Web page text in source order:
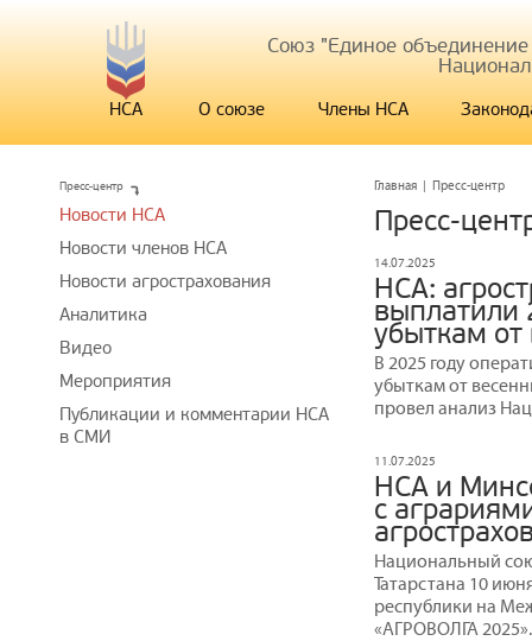
Союз "Единое
НСА О союзе Члены НСА
Главная | Пресс-центр
Пресс-
14.07.2025
НСА:
выплатили
убыткам от
В 2025 году
убыткам от
провел анализ
11.07.2025
НСА и
с
Национальный
Татарстана 10
республики на
«АГРОВОЛГА 2025».
Пресс-центр
Новости НСА
Новости членов НСА
Новости агрострахования
Аналитика
Видео
Мероприятия
Публикации и комментарии НСА
в СМИ